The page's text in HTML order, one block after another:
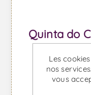
Quinta do
À
Les
nos
vous